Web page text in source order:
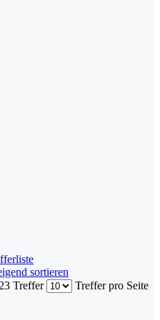
sortieren
Treffer Treffer pro Seite